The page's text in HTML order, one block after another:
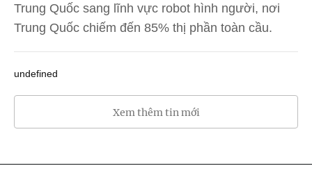
Trung Quốc sang lĩnh vực robot hình người, nơi
Trung Quốc chiếm đến 85% thị phần toàn cầu.
undefined
Xem thêm tin mới